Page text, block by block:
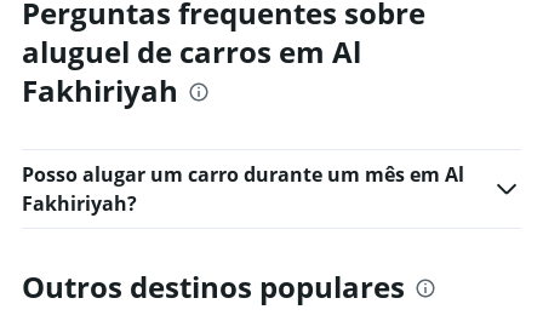
Perguntas frequentes sobre
aluguel de carros em Al
Fakhiriyah
Posso alugar um carro durante um mês em Al
Fakhiriyah?
Outros destinos populares